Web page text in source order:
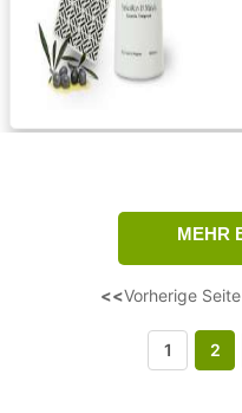
<<Vorherige Seite
1 2